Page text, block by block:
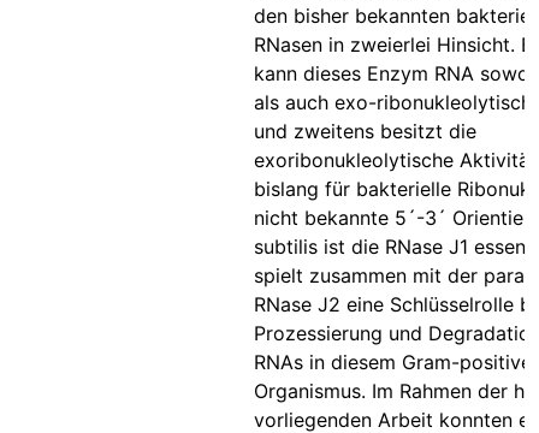
den bisher bekannten
RNasen in zweierlei Hinsicht.
kann dieses Enzym RNA
als auch exo-ribonukleolytisch
und zweitens besitzt die
exoribonukleolytische
bislang für bakterielle
nicht bekannte 5´-3´
subtilis ist die RNase J1
spielt zusammen mit der
RNase J2 eine Schlüsselrolle
Prozessierung und
RNAs in diesem Gram-
Organismus. Im Rahmen der
vorliegenden Arbeit konnten